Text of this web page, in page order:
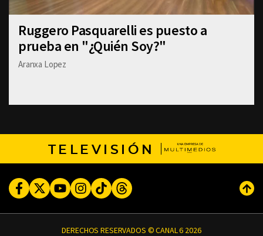
Ruggero Pasquarelli es puesto a
prueba en "¿Quién Soy?"
Aranxa Lopez
TELEVISIÓN
FacebookTwitterYoutubeInstagram
TikTokThreads
DERECHOS RESERVADOS © CANAL 6 2026